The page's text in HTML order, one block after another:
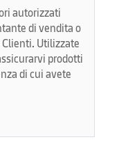
autorizzati
di vendita o
Utilizzate
prodotti
di cui avete